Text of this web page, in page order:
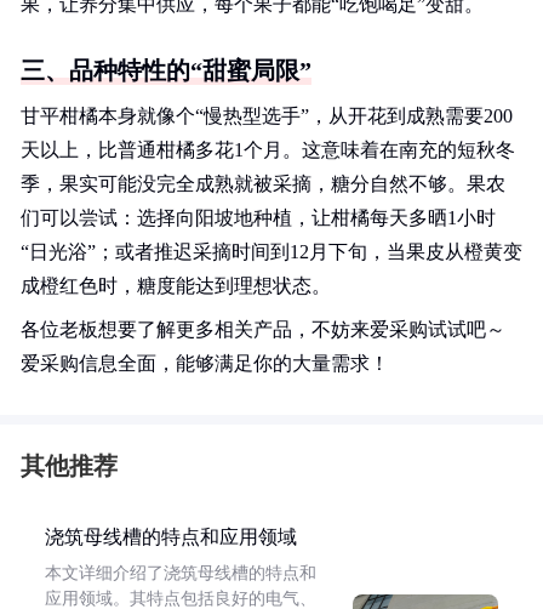
果，让养分集中供应，每个果子都能“吃饱喝足”变甜。
三、品种特性的“甜蜜局限”
甘平柑橘本身就像个“慢热型选手”，从开花到成熟需要200
天以上，比普通柑橘多花1个月。这意味着在南充的短秋冬
季，果实可能没完全成熟就被采摘，糖分自然不够。果农
们可以尝试：选择向阳坡地种植，让柑橘每天多晒1小时
“日光浴”；或者推迟采摘时间到12月下旬，当果皮从橙黄变
成橙红色时，糖度能达到理想状态。
各位老板想要了解更多相关产品，不妨来爱采购试试吧～
爱采购信息全面，能够满足你的大量需求！
其他推荐
浇筑母线槽的特点和应用领域
本文详细介绍了浇筑母线槽的特点和
应用领域。其特点包括良好的电气、